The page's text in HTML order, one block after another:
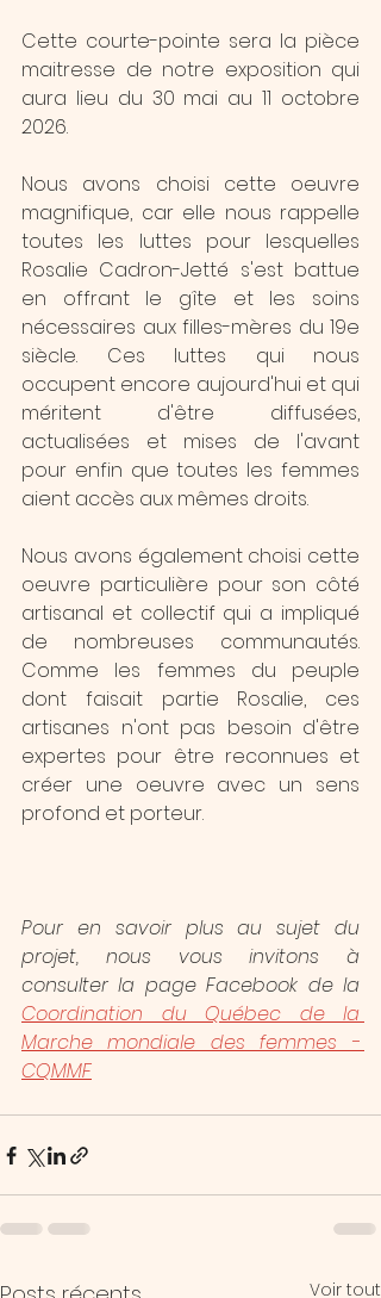
Cette courte-pointe sera la pièce
maitresse de notre exposition qui
aura lieu du 30 mai au 11 octobre
2026.
Nous avons choisi cette oeuvre
magnifique, car elle nous rappelle
toutes les luttes pour lesquelles
Rosalie Cadron-Jetté s'est battue
en offrant le gîte et les soins
nécessaires aux filles-mères du 19e
siècle. Ces luttes qui nous
occupent encore aujourd'hui et qui
méritent d'être diffusées,
actualisées et mises de l'avant
pour enfin que toutes les femmes
aient accès aux mêmes droits.
Nous avons également choisi cette
oeuvre particulière pour son côté
artisanal et collectif qui a impliqué
de nombreuses communautés.
Comme les femmes du peuple
dont faisait partie Rosalie, ces
artisanes n'ont pas besoin d'être
expertes pour être reconnues et
créer une oeuvre avec un sens
profond et porteur.
Pour en savoir plus au sujet du
projet, nous vous invitons à
Coordination du Québec de la
Marche mondiale des femmes -
CQMMF
Voir tout